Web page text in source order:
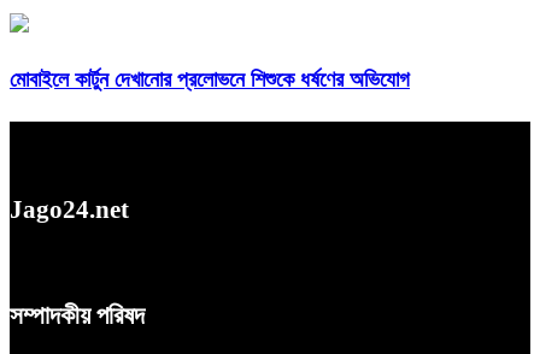
মোবাইলে কার্টুন দেখানোর প্রলোভনে শিশুকে ধর্ষণের অভিযোগ
Jago24.net
সম্পাদকীয় পরিষদ